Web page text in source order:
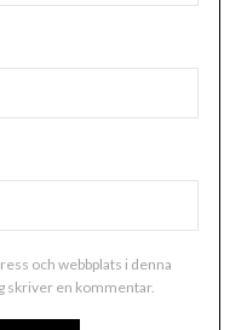
och webbplats i denna
skriver en kommentar.